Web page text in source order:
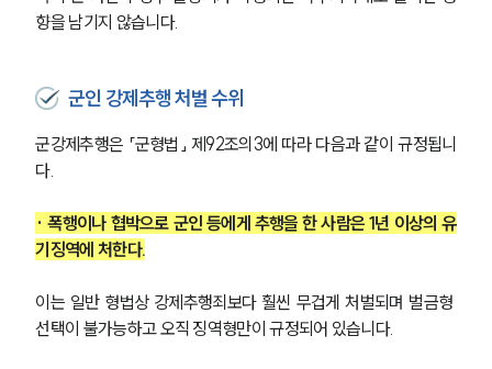
향을 남기지 않습니다.
군인 강제추행 처벌 수위
군강제추행은 「군형법」 제92조의3에 따라 다음과 같이 규정됩니
다.
· 폭행이나 협박으로 군인 등에게 추행을 한 사람은 1년 이상의 유
기징역에 처한다.
이는 일반 형법상 강제추행죄보다 훨씬 무겁게 처벌되며 벌금형
선택이 불가능하고 오직 징역형만이 규정되어 있습니다.